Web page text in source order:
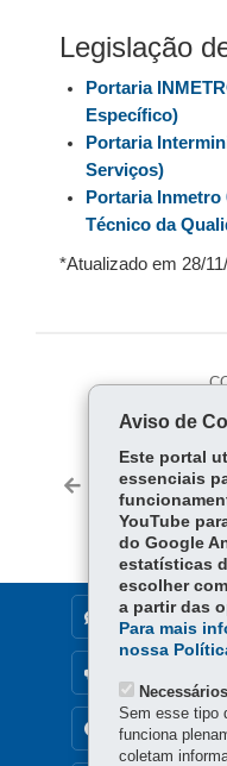
Legislação
Portaria
Específico)
Portaria
Serviços)
Portaria Inmetro
Técnico da
*Atualizado em 28/
Voltar
DENUNCIE
TRANSPARÊNCIA
Aviso de
Este portal
essenciais
YouTube
do Google
estatísticas
escolher
a partir das
Para mais
nossa
Necessários
Sem esse tipo
funciona
coletam